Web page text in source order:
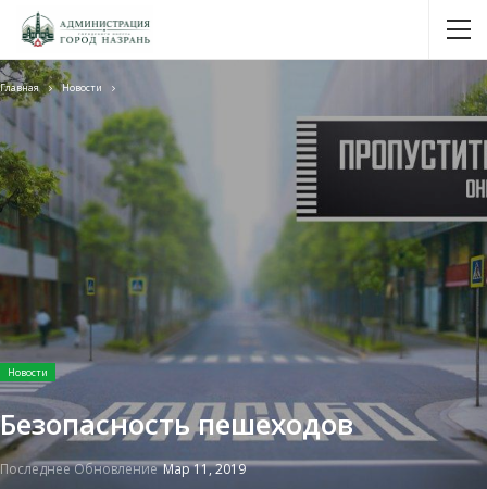
Главная Новости
Новости
Безопасность пешеходов
Последнее ОбновлениеМар 11, 2019